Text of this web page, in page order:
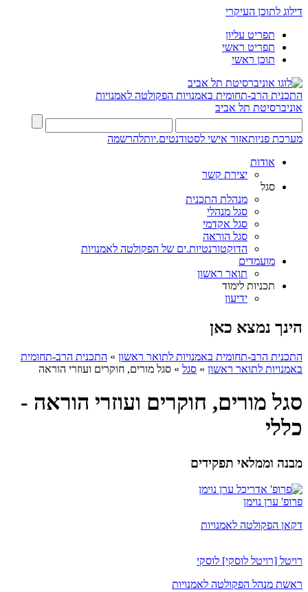
דילוג לתוכן העיקרי
תפריט עליון
תפריט ראשי
תוכן ראשי
התכנית הרב-תחומית באמנויות הפקולטה לאמנויות
אוניברסיטת תל אביב
מערכת פניותאזור אישי לסטודנטים.יותלהרשמה
אודות
יצירת קשר
סגל
מנהלת התכנית
סגל מנהלי
סגל אקדמי
סגל הוראה
הדוקטורנטיות.ים של הפקולטה לאמנויות
מועמדים
תואר ראשון
תכניות לימוד
ידיעון
הינך נמצא כאן
התכנית הרב-תחומית באמנויות לתואר ראשון » התכנית הרב-תחומית
באמנויות לתואר ראשון » סגל » סגל מורים, חוקרים ועוזרי הוראה
סגל מורים, חוקרים ועוזרי הוראה -
כללי
מבנה וממלאי תפקידים
פרופ' ערן נוימן
דקאן הפקולטה לאמנויות
רויטל [רויטל לוסקי] לוסקי
ראשת מנהל הפקולטה לאמנויות